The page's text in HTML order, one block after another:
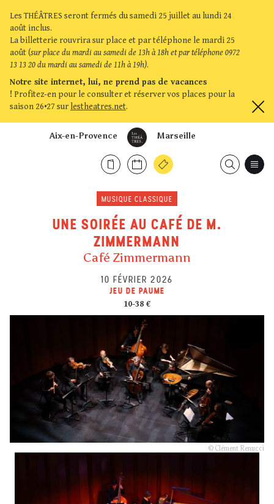
Les THÉÂTRES seront fermés du samedi 25 juillet au lundi 24
août inclus.
La billetterie rouvrira sur place et par téléphone le mardi 25
août (sur place du mardi au samedi de 13h à 18h et par téléphone 0972
13 13 20 du mardi au samedi de 11h à 19h).
Notre site internet, lui, ne prend pas de vacances
! Profitez-en pour le consulter et réserver vos places pour la
saison 26•27 sur lestheatres.net.
Marseille
Aix-en-Provence
MUSIQUE CLASSIQUE
UNE SOIRÉE AU CAFÉ DE M.
ZIMMERMANN
Café Zimmermann
10 FÉVRIER 2026
JEU DE PAUME
10-38 €
© Clément Renucci